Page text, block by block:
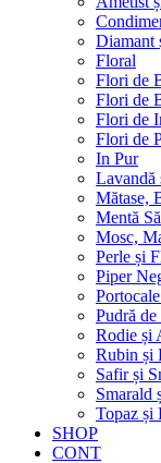
Diamant
Floral
Flori de
Flori de
Flori de
Flori de
In Pur
Lavandă
Mătase,
Mentă
Mosc,
Perle și
Piper
Pudră de
Rodie și
Rubin și
Safir și
Smarald
Topaz și
SHOP
CONT